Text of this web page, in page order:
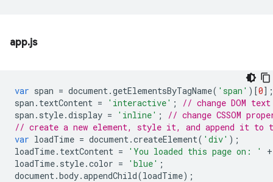
app.js
var span = document .getElementsByTagName( 'span' )[0];
span . textContent = 'interactive' ;
// change DOM
span . style.display = 'inline' ;
// change CSSOM
// create a new element, style it, and append it to
var loadTime = document .createElement( 'div' );
loadTime. textContent = 'You loaded this page on: '
+
loadTime. style.color = 'blue' ;
document .body.appendChild(loadTime);